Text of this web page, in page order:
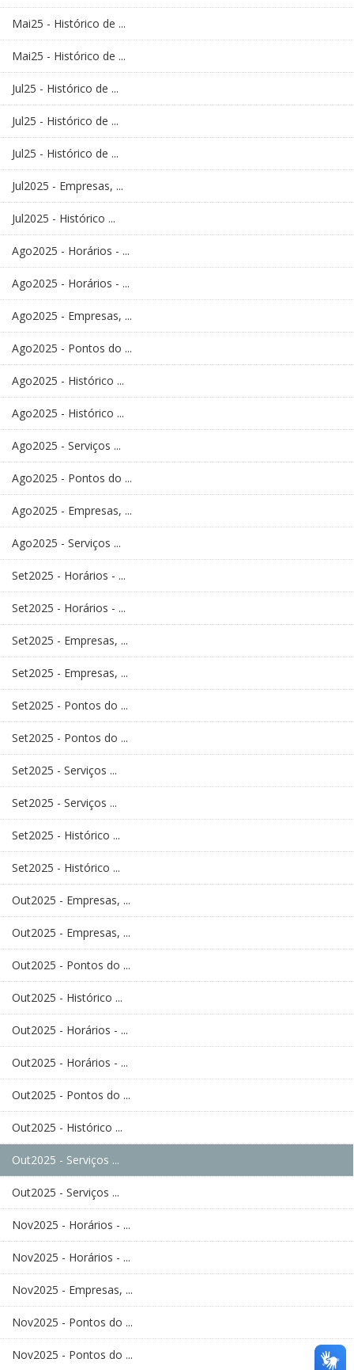
Mai25 - Histórico de ...
Mai25 - Histórico de ...
Jul25 - Histórico de ...
Jul25 - Histórico de ...
Jul25 - Histórico de ...
Jul2025 - Empresas, ...
Jul2025 - Histórico ...
Ago2025 - Horários - ...
Ago2025 - Horários - ...
Ago2025 - Empresas, ...
Ago2025 - Pontos do ...
Ago2025 - Histórico ...
Ago2025 - Histórico ...
Ago2025 - Serviços ...
Ago2025 - Pontos do ...
Ago2025 - Empresas, ...
Ago2025 - Serviços ...
Set2025 - Horários - ...
Set2025 - Horários - ...
Set2025 - Empresas, ...
Set2025 - Empresas, ...
Set2025 - Pontos do ...
Set2025 - Pontos do ...
Set2025 - Serviços ...
Set2025 - Serviços ...
Set2025 - Histórico ...
Set2025 - Histórico ...
Out2025 - Empresas, ...
Out2025 - Empresas, ...
Out2025 - Pontos do ...
Out2025 - Histórico ...
Out2025 - Horários - ...
Out2025 - Horários - ...
Out2025 - Pontos do ...
Out2025 - Histórico ...
Out2025 - Serviços ...
Out2025 - Serviços ...
Nov2025 - Horários - ...
Nov2025 - Horários - ...
Nov2025 - Empresas, ...
Nov2025 - Pontos do ...
Nov2025 - Pontos do ...